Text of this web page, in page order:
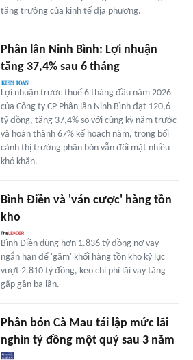
tăng trưởng của kinh tế địa phương.
Phân lân Ninh Bình: Lợi nhuận
tăng 37,4% sau 6 tháng
Lợi nhuận trước thuế 6 tháng đầu năm 2026
của Công ty CP Phân lân Ninh Bình đạt 120,6
tỷ đồng, tăng 37,4% so với cùng kỳ năm trước
và hoàn thành 67% kế hoạch năm, trong bối
cảnh thị trường phân bón vẫn đối mặt nhiều
khó khăn.
Bình Điền và 'ván cược' hàng tồn
kho
Bình Điền dùng hơn 1.836 tỷ đồng nợ vay
ngắn hạn để 'găm' khối hàng tồn kho kỷ lục
vượt 2.810 tỷ đồng, kéo chi phí lãi vay tăng
gấp gần ba lần.
Phân bón Cà Mau tái lập mức lãi
nghìn tỷ đồng một quý sau 3 năm